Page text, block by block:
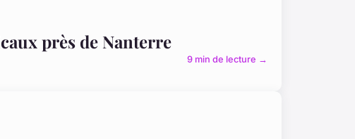
près de Nanterre
9 min de lecture →